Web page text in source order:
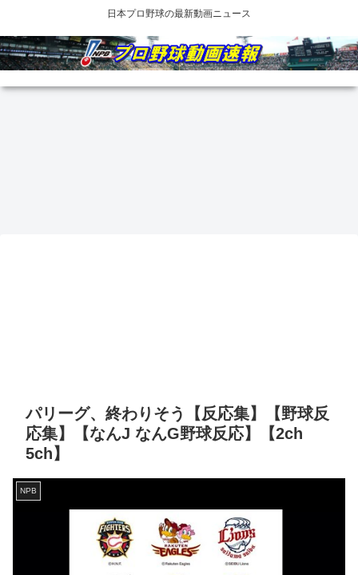
日本プロ野球の最新動画ニュース
パリーグ、終わりそう【反応集】【野球反
応集】【なんJ なんG野球反応】【2ch
5ch】
NPB